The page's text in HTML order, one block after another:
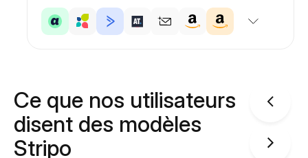
Ce que nos utilisateurs
disent des modèles
Stripo